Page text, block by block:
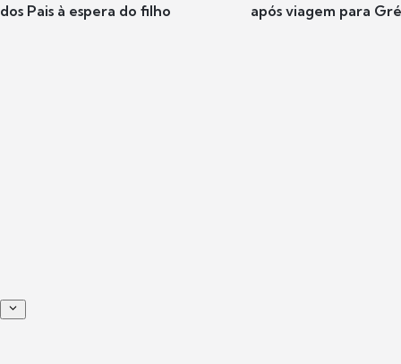
dos Pais à espera do filho
após viagem para